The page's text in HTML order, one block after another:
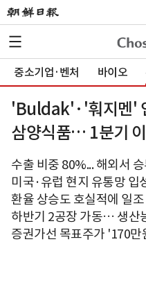
중소기업·벤처 바이오
'Buldak'·'훠지멘'
삼양식품… 1분기
수출 비중 80%... 해외서
미국·유럽 현지 유통망 입
환율 상승도 호실적에 일조
하반기 2공장 가동… 생산
증권가선 목표주가 '170만